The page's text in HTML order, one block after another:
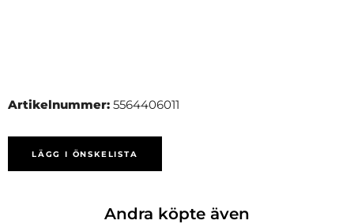
Artikelnummer: 5564406011
LÄGG I ÖNSKELISTA
Andra köpte även